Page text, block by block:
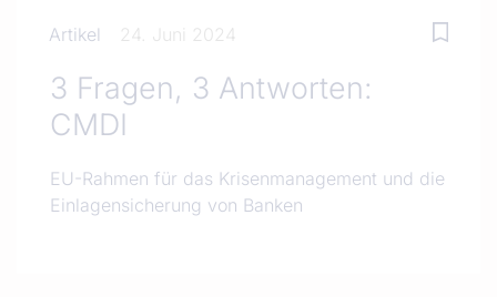
Artikel 24. Juni 2024
3 Fragen, 3 Antworten:
CMDI
EU-Rahmen für das Krisenmanagement und die
Einlagensicherung von Banken